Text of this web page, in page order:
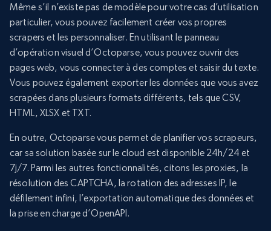
Même s’il n’existe pas de modèle pour votre cas d’utilisation
particulier, vous pouvez facilement créer vos propres
scrapers et les personnaliser. En utilisant le panneau
d’opération visuel d’Octoparse, vous pouvez ouvrir des
pages web, vous connecter à des comptes et saisir du texte.
Vous pouvez également exporter les données que vous avez
scrapées dans plusieurs formats différents, tels que CSV,
HTML, XLSX et TXT.
En outre, Octoparse vous permet de planifier vos scrapeurs,
car sa solution basée sur le cloud est disponible 24h/24 et
7j/7. Parmi les autres fonctionnalités, citons les proxies, la
résolution des CAPTCHA, la rotation des adresses IP, le
défilement infini, l’exportation automatique des données et
la prise en charge d’OpenAPI.